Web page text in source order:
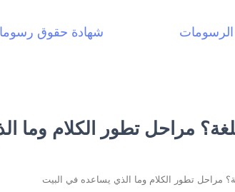
شهادة حقوق
مراحل تطور الكلام وما
مراحل تطور الكلام وما الذي يساعده في البيت